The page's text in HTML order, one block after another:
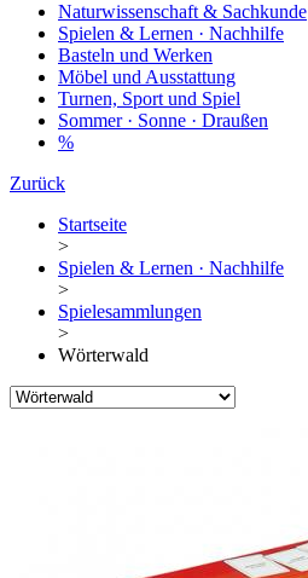
Naturwissenschaft & Sachkunde
Spielen & Lernen · Nachhilfe
Basteln und Werken
Möbel und Ausstattung
Turnen, Sport und Spiel
Sommer · Sonne · Draußen
%
Zurück
Startseite
>
Spielen & Lernen · Nachhilfe
>
Spielesammlungen
>
Wörterwald